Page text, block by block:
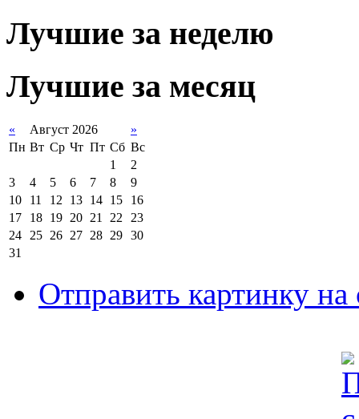
Лучшие за неделю
Лучшие за месяц
« Август 2026
»
Пн Вт Ср Чт Пт Сб Вс
1
2
3
4 5 6 7 8
9
10
11 12 13 14 15
16
17
18 19 20 21 22
23
24
25 26 27 28 29 30
31
Отправить картинку на